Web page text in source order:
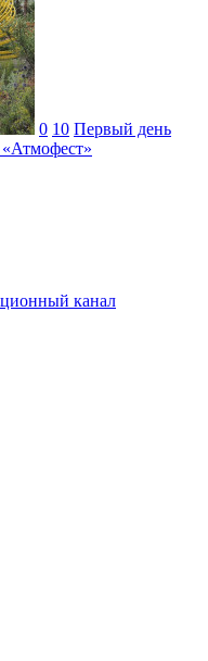
0 10 Первый день
канал